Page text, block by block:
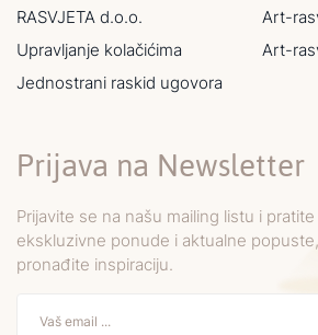
RASVJETA d.o.o.
Upravljanje kolačićima
Jednostrani raskid ugovora
Art-
Art-
Prijava na Newsletter
Prijavite se na našu mailing listu i
ekskluzivne ponude i aktualne
pronađite inspiraciju.